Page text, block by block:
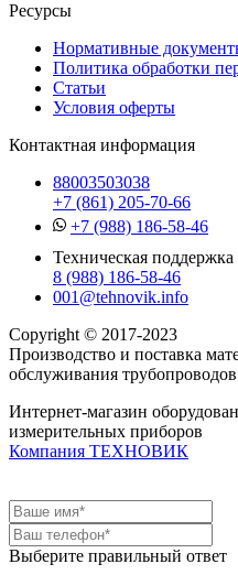
Ресурсы
Нормативные
Политика обработки
Статьи
Условия оферты
Контактная информация
88003503038
+7 (861) 205-70-66
+7 (988) 186-58-46
Техническая поддержка
8 (988) 186-58-46
001@tehnovik.info
Copyright © 2017-2023
Производство и поставка
обслуживания трубопроводов
Интернет-магазин
измерительных приборов
Компания ТЕХНОВИК
Выберите правильный ответ